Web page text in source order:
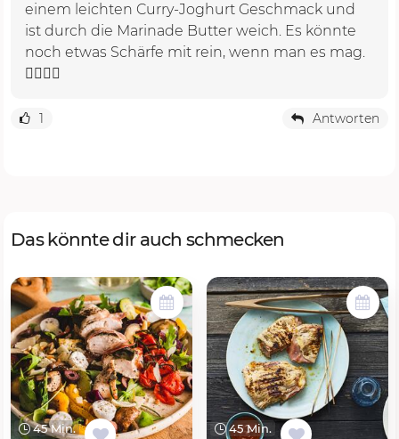
einem leichten Curry-Joghurt Geschmack und
ist durch die Marinade Butter weich. Es könnte
noch etwas Schärfe mit rein, wenn man es mag.
👍🏼👍🏼
1 Antworten
Das könnte dir auch schmecken
45 Min. 45 Min.